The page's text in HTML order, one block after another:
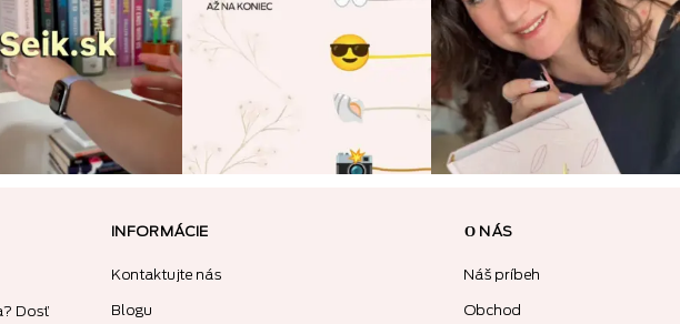
Dosť
INFORMÁCIE
Kontaktujte nás
Blogu
О NÁS
Náš príbeh
Obchod